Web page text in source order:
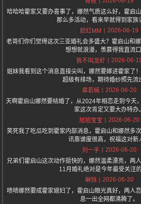
哈哈哈霍家又要办喜事了，娜然气质这么好，霍启
那么多活动，看来早就得到家族
脸红MM
2026-06-19
老哥们你们觉得这次三亚婚礼会多盛大？霍启山和
想想就浪漫，羡慕得我直流口
我不叫龙虾
2026-06-
姐妹我看到这个消息直接尖叫，娜然要嫁进霍家了
超级有排场，期待婚纱照先流
章若楠
2026-06-20
天啊霍启山娜然要结婚了，从2024年相恋走到今天
家这次肯定又要大办特办。
旭旭宝宝
2026-06-20
笑死我了吃瓜吃到霍家内部消息，霍启山和娜然多
讯靠谱度很高，祝福这对新
刘一手
2026-06-20
兄弟们霍启山这次动作挺快的，娜然温柔漂亮，两
11月婚礼绝对是今年最受关注的
琳铛
2026-06-20
啧啧娜然要成霍家媳妇了，霍启山眼光真好，两人
息一出全网都沸腾了。